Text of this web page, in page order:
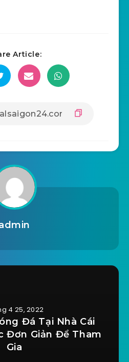
Article:
4 25, 2022
Đá Tại Nhà Cái
Đơn Giản Để Tham
Gia